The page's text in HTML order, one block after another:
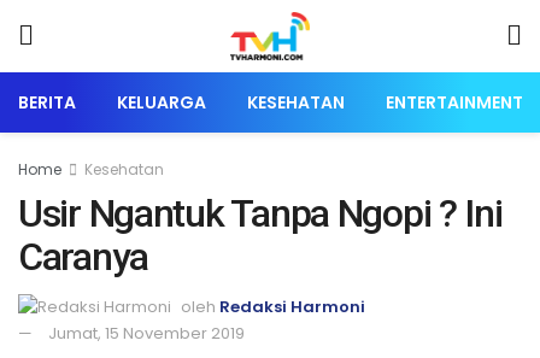
BERITA KELUARGA KESEHATAN ENTERTAINMENT
Home Kesehatan
Usir Ngantuk Tanpa Ngopi ? Ini
Caranya
oleh Redaksi Harmoni
Jumat, 15 November 2019